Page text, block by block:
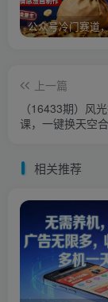
上一篇
（16433期）风
课，一键换天空
相关推荐